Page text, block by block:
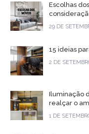
Escolhas
29 DE
15 ideias
2 DE
Iluminação
realçar o
1 DE